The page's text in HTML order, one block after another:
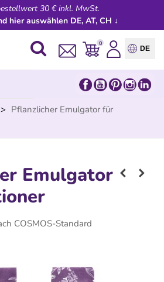
30 € inkl. MwSt.
hier auswählen DE, AT, CH ↓
0
DE
> Pflanzlicher Emulgator für
Emulgator
COSMOS-Standard